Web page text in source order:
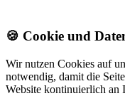
🍪 Cookie und
Wir nutzen Cookies auf
notwendig, damit die
Website kontinuierlich an